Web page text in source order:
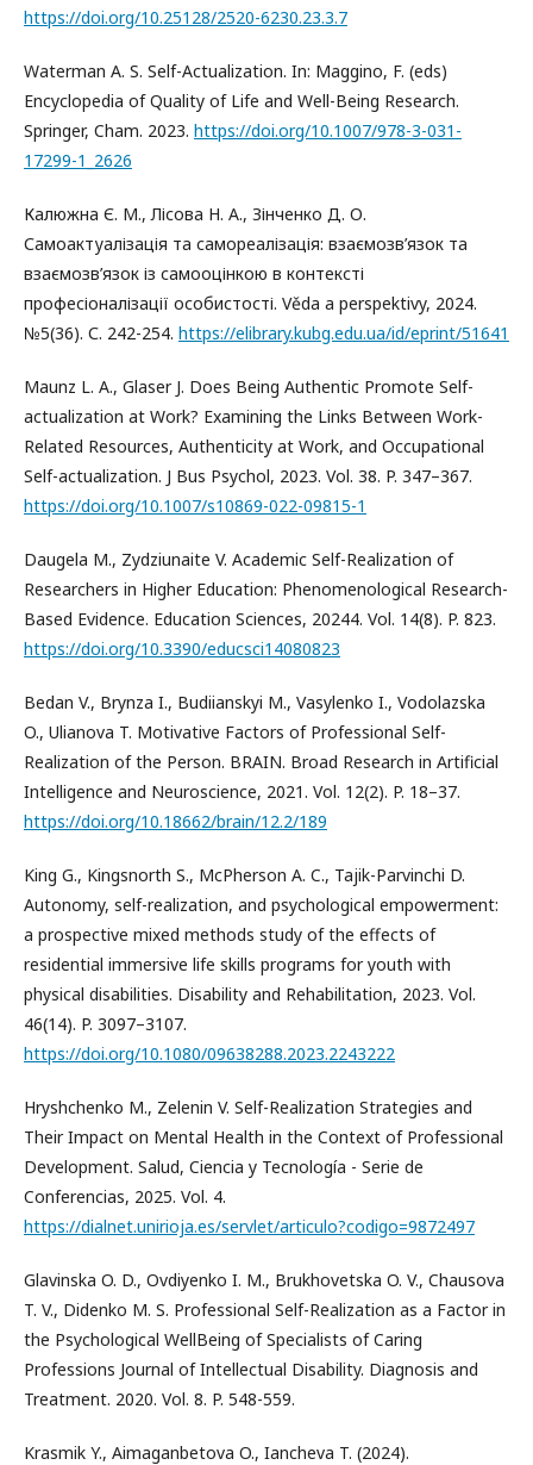
https://doi.org/10.25128/2520-6230.23.3.7
Waterman A. S. Self-Actualization. In: Maggino, F. (eds)
Encyclopedia of Quality of Life and Well-Being Research.
Springer, Cham. 2023. https://doi.org/10.1007/978-3-031-
17299-1_2626
Калюжна Є. М., Лісова Н. А., Зінченко Д. О.
Самоактуалізація та самореалізація: взаємозв’язок та
взаємозв’язок із самооцінкою в контексті
професіоналізації особистості. Věda a perspektivy, 2024.
№5(36). С. 242-254. https://elibrary.kubg.edu.ua/id/eprint/51641
Maunz L. A., Glaser J. Does Being Authentic Promote Self-
actualization at Work? Examining the Links Between Work-
Related Resources, Authenticity at Work, and Occupational
Self-actualization. J Bus Psychol, 2023. Vol. 38. P. 347–367.
https://doi.org/10.1007/s10869-022-09815-1
Daugela M., Zydziunaite V. Academic Self-Realization of
Researchers in Higher Education: Phenomenological Research-
Based Evidence. Education Sciences, 20244. Vol. 14(8). P. 823.
https://doi.org/10.3390/educsci14080823
Bedan V., Brynza I., Budiianskyi M., Vasylenko I., Vodolazska
O., Ulianova T. Motivative Factors of Professional Self-
Realization of the Person. BRAIN. Broad Research in Artificial
Intelligence and Neuroscience, 2021. Vol. 12(2). P. 18–37.
https://doi.org/10.18662/brain/12.2/189
King G., Kingsnorth S., McPherson A. C., Tajik-Parvinchi D.
Autonomy, self-realization, and psychological empowerment:
a prospective mixed methods study of the effects of
residential immersive life skills programs for youth with
physical disabilities. Disability and Rehabilitation, 2023. Vol.
46(14). P. 3097–3107.
https://doi.org/10.1080/09638288.2023.2243222
Hryshchenko M., Zelenin V. Self-Realization Strategies and
Their Impact on Mental Health in the Context of Professional
Development. Salud, Ciencia y Tecnología - Serie de
Conferencias, 2025. Vol. 4.
https://dialnet.unirioja.es/servlet/articulo?codigo=9872497
Glavinska O. D., Ovdiyenko I. M., Brukhovetska O. V., Chausova
T. V., Didenko M. S. Professional Self-Realization as a Factor in
the Psychological WellBeing of Specialists of Caring
Professions Journal of Intellectual Disability. Diagnosis and
Treatment. 2020. Vol. 8. P. 548-559.
Krasmik Y., Aimaganbetova O., Iancheva T. (2024).